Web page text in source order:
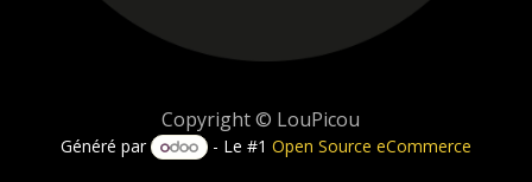
Copyright © LouPicou
Généré par - Le #1Open Source eCommerce